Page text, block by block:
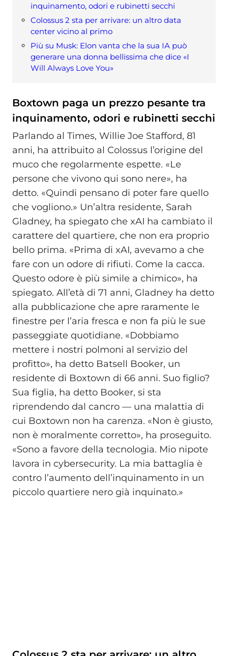
inquinamento, odori e rubinetti secchi
Colossus 2 sta per arrivare: un altro data
center vicino al primo
Più su Musk: Elon vanta che la sua IA può
generare una donna bellissima che dice «I
Will Always Love You»
Boxtown paga un prezzo pesante tra
inquinamento, odori e rubinetti secchi
Parlando al Times, Willie Joe Stafford, 81
anni, ha attribuito al Colossus l’origine del
muco che regolarmente espette. «Le
persone che vivono qui sono nere», ha
detto. «Quindi pensano di poter fare quello
che vogliono.» Un’altra residente, Sarah
Gladney, ha spiegato che xAI ha cambiato il
carattere del quartiere, che non era proprio
bello prima. «Prima di xAI, avevamo a che
fare con un odore di rifiuti. Come la cacca.
Questo odore è più simile a chimico», ha
spiegato. All’età di 71 anni, Gladney ha detto
alla pubblicazione che apre raramente le
finestre per l’aria fresca e non fa più le sue
passeggiate quotidiane. «Dobbiamo
mettere i nostri polmoni al servizio del
profitto», ha detto Batsell Booker, un
residente di Boxtown di 66 anni. Suo figlio?
Sua figlia, ha detto Booker, si sta
riprendendo dal cancro — una malattia di
cui Boxtown non ha carenza. «Non è giusto,
non è moralmente corretto», ha proseguito.
«Sono a favore della tecnologia. Mio nipote
lavora in cybersecurity. La mia battaglia è
contro l’aumento dell’inquinamento in un
piccolo quartiere nero già inquinato.»